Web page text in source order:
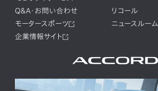
Q&A・お問い合わせ
リコール
モータースポーツ
ニュースルーム
企業情報サイト